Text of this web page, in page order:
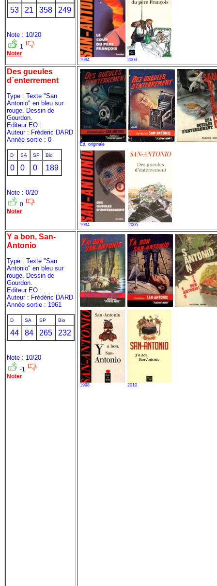
53 21 358 249
Note : 10/20
1
Noter
1994 2003
Des gueules
d`enterrement
Type : Texte "San
Antonio" en bleu sur
rouge. Dessin de
Gourdon.
Editeur EO :
Auteur : Fréderic DARD
Année sortie : 0
D SA SP Bio
0 0 0 189
Note : 0/20
0
Noter
Ed. originale
1994 2005
Y a bon, San-
Antonio
Type : Texte "San
Antonio" en bleu sur
rouge. Dessin de
Gourdon.
Editeur EO :
Auteur : Frédéric DARD
Année sortie : 1961
D SA SP Bio
44 84 265 232
Note : 10/20
-1
Noter
1998 2010